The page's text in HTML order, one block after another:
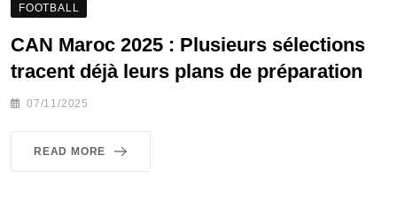
FOOTBALL
CAN Maroc 2025 : Plusieurs sélections
tracent déjà leurs plans de préparation
07/11/2025
READ MORE